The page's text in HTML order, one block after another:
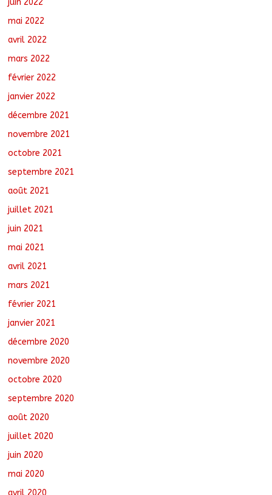
juin 2022
mai 2022
avril 2022
mars 2022
février 2022
janvier 2022
décembre 2021
novembre 2021
octobre 2021
septembre 2021
août 2021
juillet 2021
juin 2021
mai 2021
avril 2021
mars 2021
février 2021
janvier 2021
décembre 2020
novembre 2020
octobre 2020
septembre 2020
août 2020
juillet 2020
juin 2020
mai 2020